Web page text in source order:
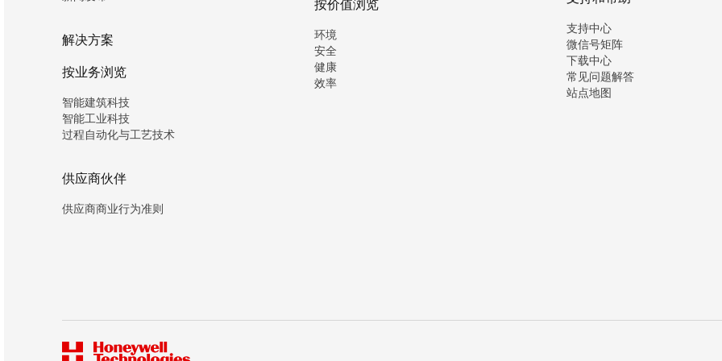
解决方案
按业务浏览
智能建筑科技
智能工业科技
过程自动化与工艺技术
供应商伙伴
供应商商业行为准则
按价值浏览
环境
安全
健康
效率
支持中心
微信号矩阵
下载中心
常见问题解答
站点地图